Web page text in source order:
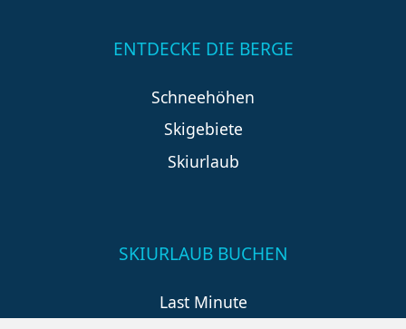
ENTDECKE DIE BERGE
Schneehöhen
Skigebiete
Skiurlaub
SKIURLAUB BUCHEN
Last Minute